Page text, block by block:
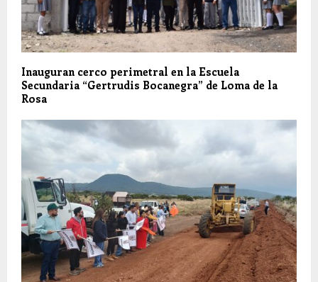
Inauguran cerco perimetral en la Escuela
Secundaria “Gertrudis Bocanegra” de Loma de la
Rosa